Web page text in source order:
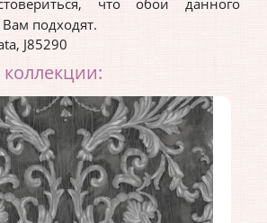
что обои данного
подходят.
, J85290